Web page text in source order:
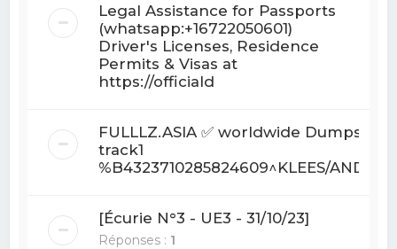
Legal Assistance for Passports
(whatsapp:+16722050601)
Driver's Licenses, Residence
Permits & Visas at
https://officiald
FULLLZ.ASIA ✅ worldwide Dumps
track1
%B4323710285824609^KLEES/
[Écurie N°3 - UE3 - 31/10/23]
Réponses : 1